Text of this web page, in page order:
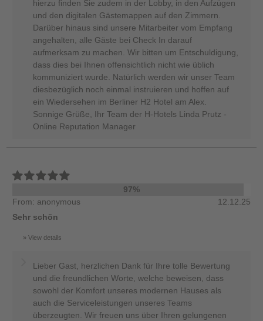
hierzu finden Sie zudem in der Lobby, in den Aufzügen
und den digitalen Gästemappen auf den Zimmern.
Darüber hinaus sind unsere Mitarbeiter vom Empfang
angehalten, alle Gäste bei Check In darauf
aufmerksam zu machen. Wir bitten um Entschuldigung,
dass dies bei Ihnen offensichtlich nicht wie üblich
kommuniziert wurde. Natürlich werden wir unser Team
diesbezüglich noch einmal instruieren und hoffen auf
ein Wiedersehen im Berliner H2 Hotel am Alex.
Sonnige Grüße, Ihr Team der H-Hotels Linda Prutz -
Online Reputation Manager
97%
From: anonymous
12.12.25
Sehr schön
View details
Lieber Gast, herzlichen Dank für Ihre tolle Bewertung
und die freundlichen Worte, welche beweisen, dass
sowohl der Komfort unseres modernen Hauses als
auch die Serviceleistungen unseres Teams
überzeugten. Wir freuen uns über Ihren gelungenen